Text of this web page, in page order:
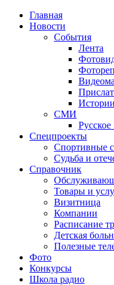
Главная
Новости
События
Лента
СМИ
Спецпроекты
Спортивные
Судьба и
Справочник
Товары и
Визитница
Компании
Расписание
Детская
Полезные
Фото
Конкурсы
Школа радио